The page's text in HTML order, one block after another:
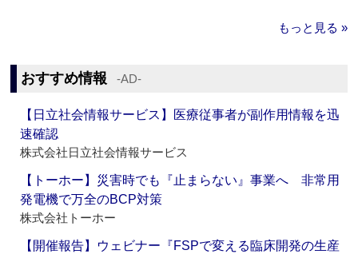
もっと見る »
おすすめ情報 ‐AD‐
【日立社会情報サービス】医療従事者が副作用情報を迅
速確認
株式会社日立社会情報サービス
【トーホー】災害時でも『止まらない』事業へ 非常用
発電機で万全のBCP対策
株式会社トーホー
【開催報告】ウェビナー『FSPで変える臨床開発の生産